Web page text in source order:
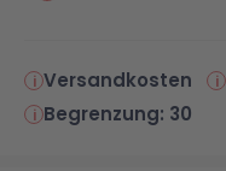
Versandkosten
Begrenzung: 30